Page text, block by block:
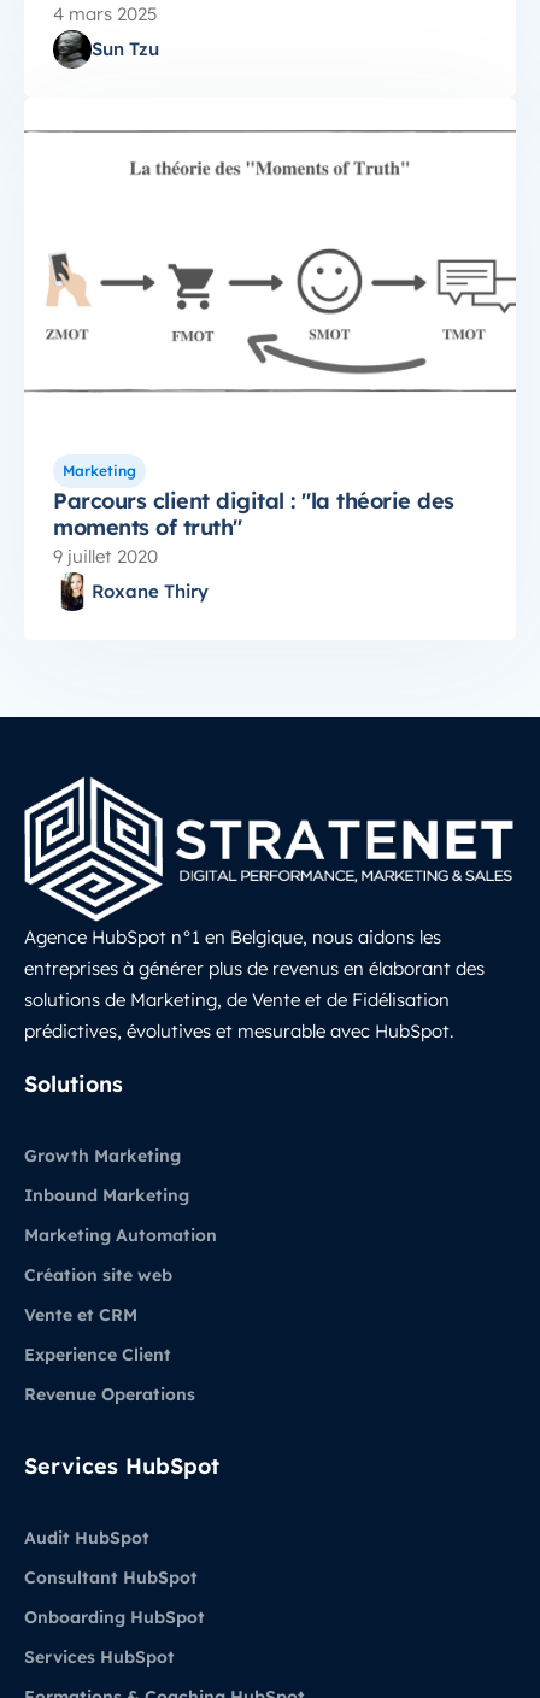
4 mars 2025
Sun Tzu
Marketing
Parcours client digital : "la théorie des
moments of truth"
9 juillet 2020
Roxane Thiry
Agence HubSpot n°1 en Belgique, nous aidons les
entreprises à générer plus de revenus en élaborant des
solutions de Marketing, de Vente et de Fidélisation
prédictives, évolutives et mesurable avec HubSpot.
Solutions
Growth Marketing
Inbound Marketing
Marketing Automation
Création site web
Vente et CRM
Experience Client
Revenue Operations
Services HubSpot
Audit HubSpot
Consultant HubSpot
Onboarding HubSpot
Services HubSpot